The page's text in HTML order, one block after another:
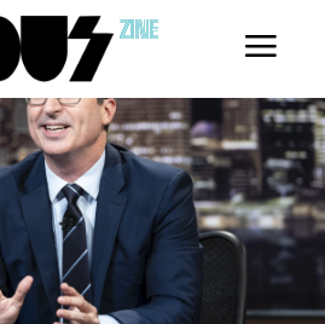
ZINE